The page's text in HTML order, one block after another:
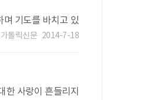
며 기도를 바치고 있
가톨릭신문 2014-7-18
한 사랑이 흔들리지